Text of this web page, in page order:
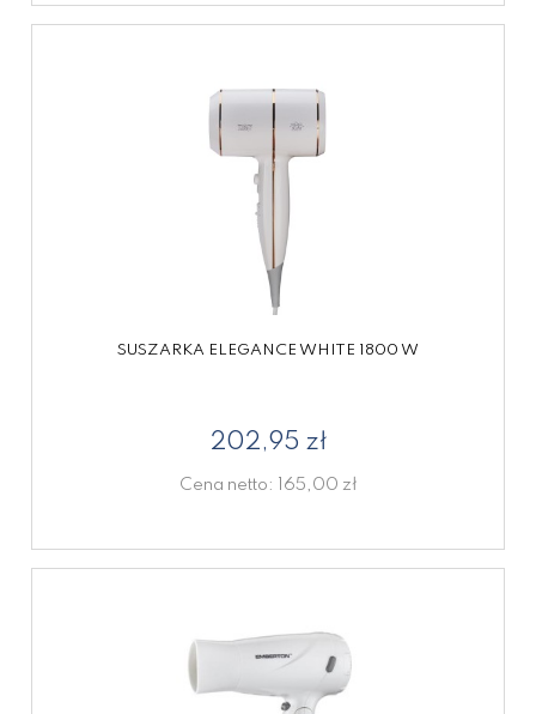
SUSZARKA ELEGANCE WHITE 1800 W
202,95 zł
Cena netto: 165,00 zł